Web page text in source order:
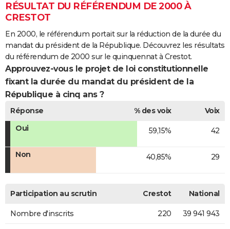
RÉSULTAT DU RÉFÉRENDUM DE 2000 À
CRESTOT
En 2000, le référendum portait sur la réduction de la durée du
mandat du président de la République. Découvrez les résultats
du référendum de 2000 sur le quinquennat à Crestot.
Approuvez-vous le projet de loi constitutionnelle
fixant la durée du mandat du président de la
République à cinq ans ?
Réponse % des voix
Voix
Oui
59,15% 42
Non 40,85% 29
Participation au scrutin Crestot National
Nombre d'inscrits 220 39 941 943